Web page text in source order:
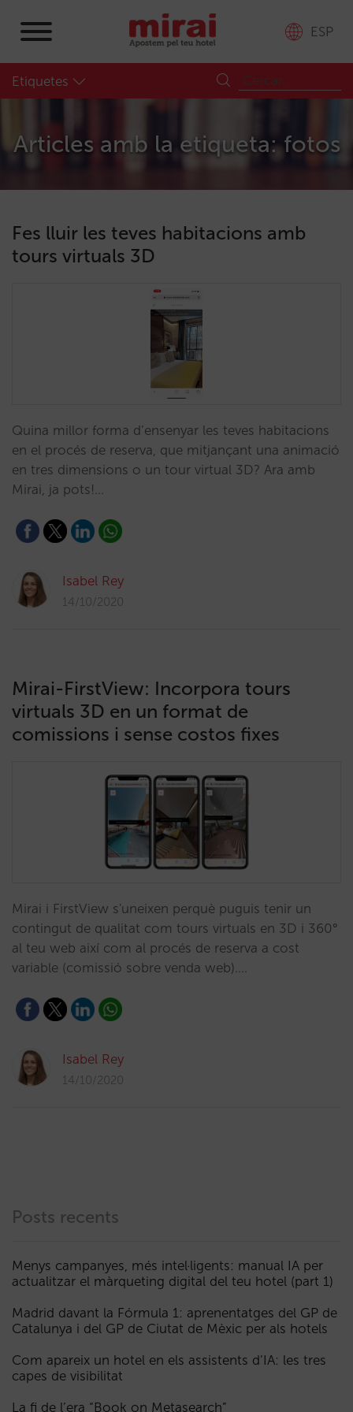
ESP
Etiquetes
Articles amb la etiqueta: fotos
Fes lluir les teves habitacions amb
tours virtuals 3D
Quina millor forma d’ensenyar les teves habitacions
en el procés de reserva, que mitjançant una animació
en tres dimensions o un tour virtual 3D? Ara amb
Mirai, ja pots!…
Isabel Rey
14/10/2020
Mirai-FirstView: Incorpora tours
virtuals 3D en un format de
comissions i sense costos fixes
Mirai i FirstView s'uneixen perquè puguis tenir un
contingut de qualitat com tours virtuals en 3D i 360°
al teu web així com al procés de reserva a cost
variable (comissió sobre venda web).…
Isabel Rey
14/10/2020
Posts recents
Menys campanyes, més intel·ligents: manual IA per
actualitzar el màrqueting digital del teu hotel (part 1)
Madrid davant la Fórmula 1: aprenentatges del GP de
Catalunya i del GP de Ciutat de Mèxic per als hotels
Com apareix un hotel en els assistents d’IA: les tres
capes de visibilitat
La fi de l’era “Book on Metasearch”